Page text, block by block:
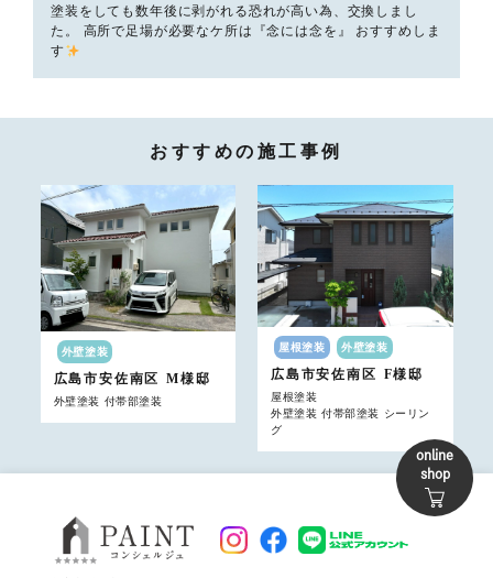
塗装をしても数年後に剥がれる恐れが高い為、交換しまし
た。 高所で足場が必要なケ所は『念には念を』 おすすめしま
す
おすすめの施工事例
外壁塗装
広島市安佐南区 M様邸
外壁塗装 付帯部塗装
屋根塗装 外壁塗装
広島市安佐南区 F様邸
屋根塗装
外壁塗装 付帯部塗装 シーリン
グ
online
shop